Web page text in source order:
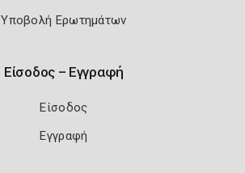
Υποβολή Ερωτημάτων
Είσοδος – Εγγραφή
Είσοδος
Εγγραφή